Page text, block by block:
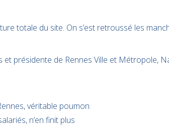
totale du site. On s’est retroussé les
et présidente de Rennes Ville et Métropole,
véritable poumon
n’en finit plus